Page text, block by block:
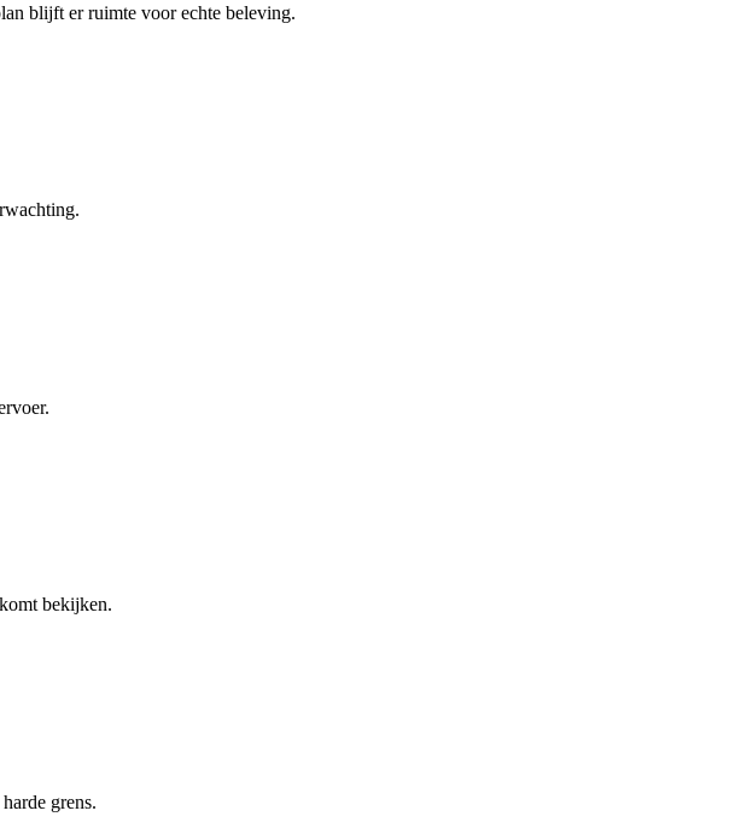
blijft er ruimte voor echte beleving.
bekijken.
grens.